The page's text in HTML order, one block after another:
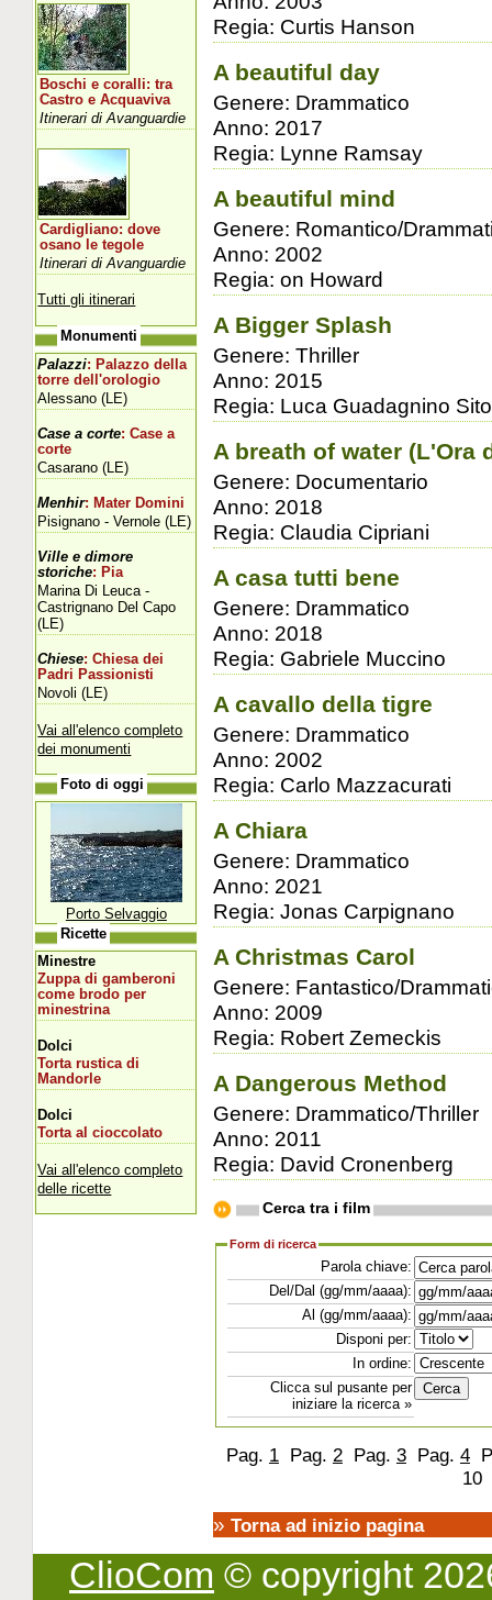
Regia: Curtis Hanson
A beautiful day
Genere: Drammatico
Anno: 2017
Regia: Lynne Ramsay
A beautiful mind
Genere: Romantico/
Anno: 2002
Regia: on Howard
A Bigger Splash
Genere: Thriller
Anno: 2015
Regia: Luca Guadagnino
A breath of water (L'Ora
Genere: Documentario
Anno: 2018
Regia: Claudia Cipriani
A casa tutti bene
Genere: Drammatico
Anno: 2018
Regia: Gabriele Muccino
A cavallo della tigre
Genere: Drammatico
Anno: 2002
Regia: Carlo Mazzacurati
A Chiara
Genere: Drammatico
Anno: 2021
Regia: Jonas Carpignano
A Christmas Carol
Genere: Fantastico/
Anno: 2009
Regia: Robert Zemeckis
A Dangerous Method
Genere: Drammatico/Thriller
Anno: 2011
Regia: David Cronenberg
Cerca tra i film
Form di ricerca
Parola chiave:
Del/Dal (gg/mm/aaaa):
Al (gg/mm/aaaa):
Disponi per:
In ordine:
Clicca sul pusante per
iniziare la ricerca »
Pag. 1 Pag. 2 Pag. 3 Pag. 4
» Torna ad inizio pagina
Boschi e coralli: tra
Castro e Acquaviva
Itinerari di Avanguardie
Cardigliano: dove
osano le tegole
Itinerari di Avanguardie
Tutti gli itinerari
Monumenti
Palazzi: Palazzo della
torre dell'orologio
Alessano (LE)
Case a corte: Case a
corte
Casarano (LE)
Menhir: Mater Domini
Pisignano - Vernole (LE)
Ville e dimore
storiche: Pia
Marina Di Leuca -
Castrignano Del Capo
(LE)
Chiese: Chiesa dei
Padri Passionisti
Novoli (LE)
Vai all'elenco completo
dei monumenti
Foto di oggi
Porto Selvaggio
Ricette
Minestre
Zuppa di gamberoni
come brodo per
minestrina
Dolci
Torta rustica di
Mandorle
Dolci
Torta al cioccolato
Vai all'elenco completo
delle ricette
ClioCom © copyright